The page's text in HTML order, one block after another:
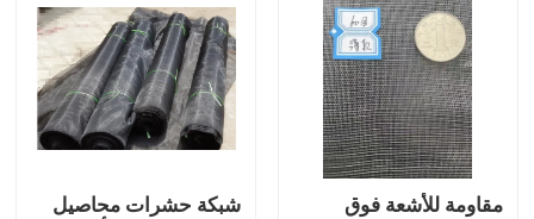
الستار المغناطيسي للباب
شاشة النافذة
شبكة ظلال PE
مقاومة للأشعة فوق
شبكة حشرات محاصيل